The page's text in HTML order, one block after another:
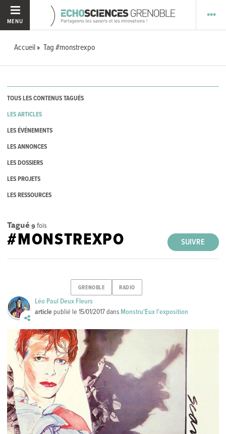
MENU
Accueil Tag #monstrexpo
TOUS LES CONTENUS TAGUÉS
LES ARTICLES
LES ÉVÉNEMENTS
LES ANNONCES
LES DOSSIERS
LES PROJETS
LES RESSOURCES
Tagué 9 fois
SUIVRE
#MONSTREXPO
GRENOBLE RADIO
Léo Paul Deux Fleurs
article publié le15/01/2017dans Monstru'Eux l'exposition